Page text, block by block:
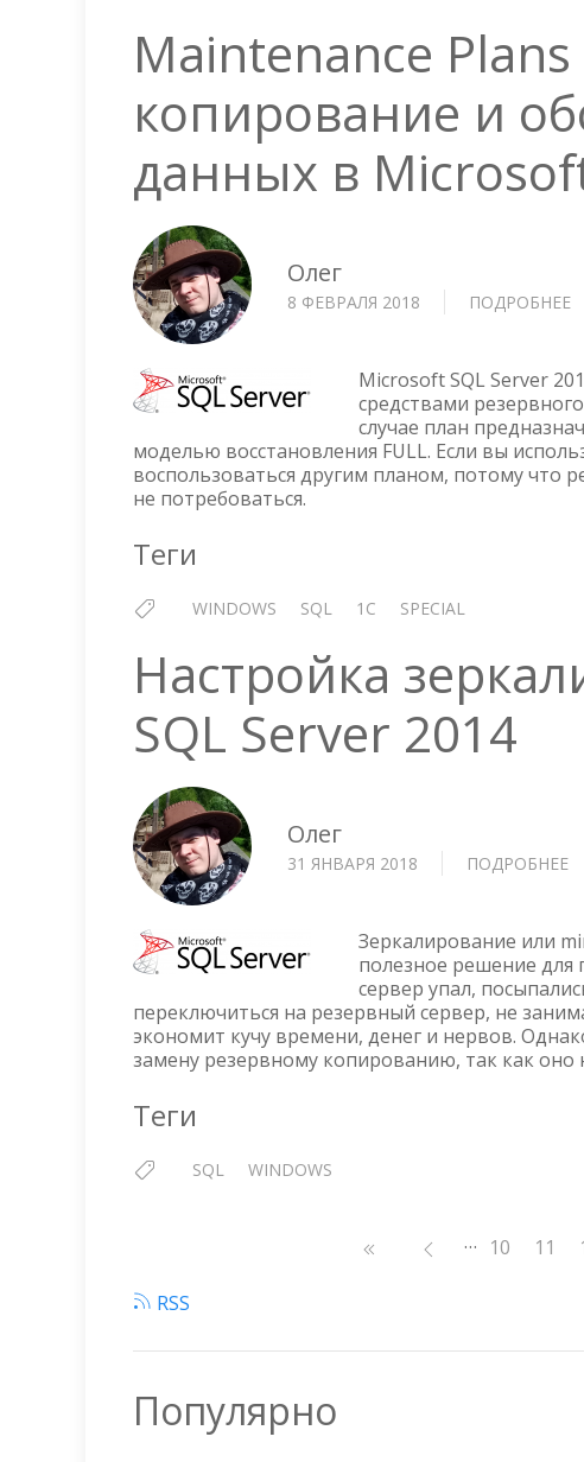
Maintenance
копирование и
данных в
Олег
8 ФЕВРАЛЯ 2018 ПОДРОБНЕЕ
И
Microsoft SQL Server
средствами
случае план
моделью восстановления FULL. Если вы
воспользоваться другим планом, потому что
не потребоваться.
Теги
WINDOWS SQL 1C SPECIAL
Настройка
SQL Server 2014
Олег
31 ЯНВАРЯ 2018 ПОДРОБНЕЕ
В
Зеркалирование или
полезное решение для
сервер упал,
переключиться на резервный сервер, не
экономит кучу времени, денег и нервов.
замену резервному копированию, так как оно
Теги
SQL WINDOWS
… Страница
10 11
RSS
Популярно